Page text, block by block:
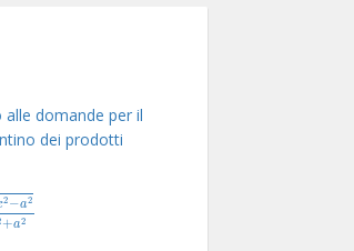
domande per il
dei prodotti
2 −a2
+a2
a2